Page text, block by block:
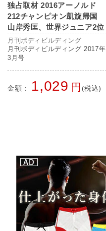
独占取材 2016アーノルド
212チャンピオン凱旋帰国
山岸秀匡、世界ジュニア2位
横川尚隆 ほか
月刊ボディビルディング
月刊ボディビルディング 2017年
3月号
金額： 1,029 円 (税込)